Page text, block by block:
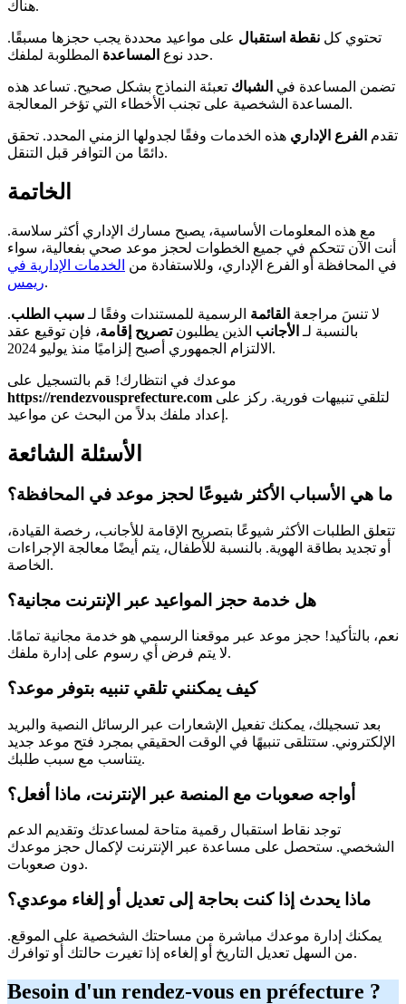
هناك.
تحتوي كل نقطة استقبال على مواعيد محددة يجب حجزها مسبقًا.
حدد نوع المساعدة المطلوبة لملفك.
تضمن المساعدة في الشباك تعبئة النماذج بشكل صحيح. تساعد هذه
المساعدة الشخصية على تجنب الأخطاء التي تؤخر المعالجة.
تقدم الفرع الإداري هذه الخدمات وفقًا لجدولها الزمني المحدد. تحقق
دائمًا من التوافر قبل التنقل.
الخاتمة
مع هذه المعلومات الأساسية، يصبح مسارك الإداري أكثر سلاسة.
أنت الآن تتحكم في جميع الخطوات لحجز موعد صحي بفعالية، سواء
في المحافظة أو الفرع الإداري، وللاستفادة من الخدمات الإدارية في
ريمس.
لا تنسَ مراجعة القائمة الرسمية للمستندات وفقًا لـسبب الطلب.
بالنسبة لـ الأجانب الذين يطلبونتصريح إقامة، فإن توقيع عقد
الالتزام الجمهوري أصبح إلزاميًا منذ يوليو 2024.
موعدك في انتظارك! قم بالتسجيل على
https://rendezvousprefecture.com
إعداد ملفك بدلاً من البحث عن مواعيد.
الأسئلة الشائعة
ما هي الأسباب الأكثر شيوعًا لحجز موعد في المحافظة؟
تتعلق الطلبات الأكثر شيوعًا بتصريح الإقامة للأجانب، رخصة القيادة،
أو تجديد بطاقة الهوية. بالنسبة للأطفال، يتم أيضًا معالجة الإجراءات
الخاصة.
هل خدمة حجز المواعيد عبر الإنترنت مجانية؟
نعم، بالتأكيد! حجز موعد عبر موقعنا الرسمي هو خدمة مجانية تمامًا.
لا يتم فرض أي رسوم على إدارة ملفك.
كيف يمكنني تلقي تنبيه بتوفر موعد؟
بعد تسجيلك، يمكنك تفعيل الإشعارات عبر الرسائل النصية والبريد
الإلكتروني. ستتلقى تنبيهًا في الوقت الحقيقي بمجرد فتح موعد جديد
يتناسب مع سبب طلبك.
أواجه صعوبات مع المنصة عبر الإنترنت، ماذا أفعل؟
توجد نقاط استقبال رقمية متاحة لمساعدتك وتقديم الدعم
الشخصي. ستحصل على مساعدة عبر الإنترنت لإكمال حجز موعدك
دون صعوبات.
ماذا يحدث إذا كنت بحاجة إلى تعديل أو إلغاء موعدي؟
يمكنك إدارة موعدك مباشرة من مساحتك الشخصية على الموقع.
من السهل تعديل التاريخ أو إلغاءه إذا تغيرت حالتك أو توافرك.
Besoin d'un rendez-vous en préfecture ?